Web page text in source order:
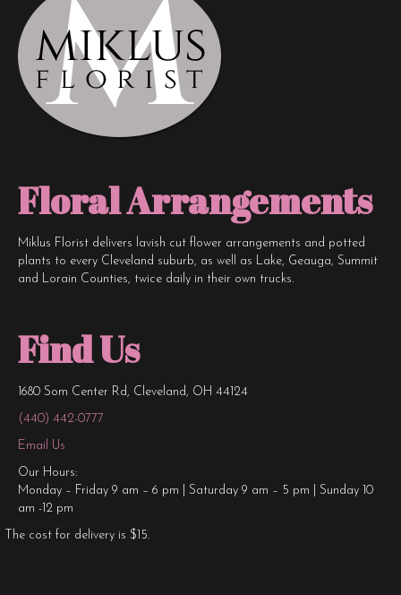
Floral Arrangements
Miklus Florist delivers lavish cut flower arrangements and potted
plants to every Cleveland suburb, as well as Lake, Geauga, Summit
and Lorain Counties, twice daily in their own trucks.
Find Us
1680 Som Center Rd, Cleveland, OH 44124
(440) 442-0777
Email Us
Our Hours:
Monday – Friday 9 am – 6 pm | Saturday 9 am – 5 pm | Sunday 10
am -12 pm
The cost for delivery is $15.